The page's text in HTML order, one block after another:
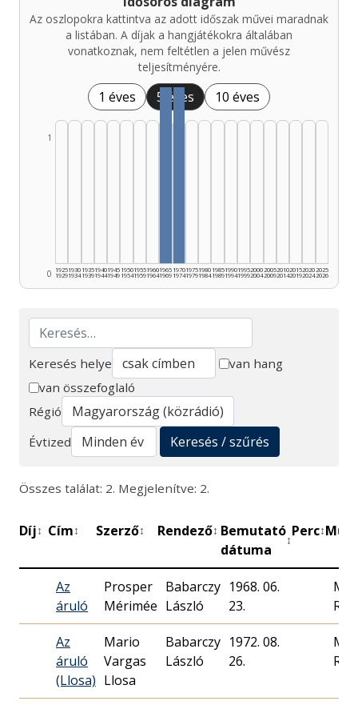
Az oszlopokra kattintva az adott időszak művei maradnak
a listában. A díjak a hangjátékokra általában
vonatkoznak, nem feltétlen a jelen művész
teljesítményére.
1 éves 5 éves 10 éves
0
1
1925
1929
1930
1934
1935
1939
1940
1944
1945
1949
1950
1954
1955
1959
1960
1964
1965
1969
1970
1974
1975
1979
1980
1984
1985
1989
1990
1994
1995
1999
2000
2004
2005
2009
2010
2014
2015
2019
2020
2024
2025
2026
Keresés
Keresés helye
van hang
van összefoglaló
Régió
Évtized
Keresés / szűrés
Összes találat: 2. Megjelenítve: 2.
Díj↕ Cím↕ Szerző↕ Rendező↕ Bemutató
dátuma
↕
Perc↕
Az
áruló
Prosper
Mérimée
Babarczy
László
1968. 06.
23.
Az
áruló
(Llosa)
Mario
Vargas
Llosa
Babarczy
László
1972. 08.
26.